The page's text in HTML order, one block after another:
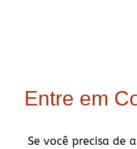
Entre em
Se você precisa de